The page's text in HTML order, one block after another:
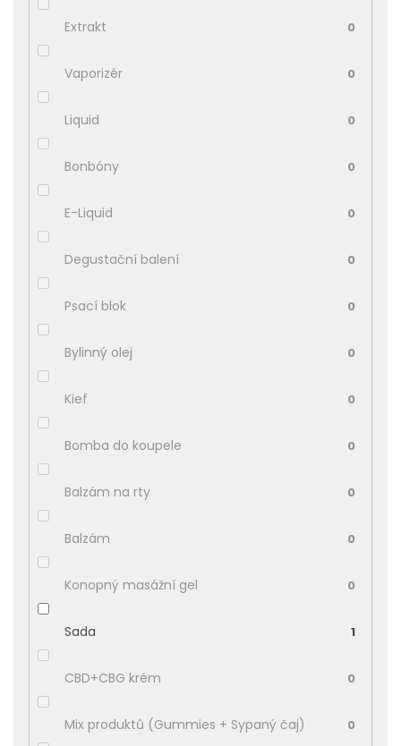
Extrakt 0
Vaporizér 0
Liquid 0
Bonbóny 0
E-Liquid 0
Degustační balení 0
Psací blok 0
Bylinný olej 0
Kief 0
Bomba do koupele 0
Balzám na rty 0
Balzám 0
Konopný masážní gel 0
Sada 1
CBD+CBG krém 0
Mix produktů (Gummies + Sypaný čaj) 0